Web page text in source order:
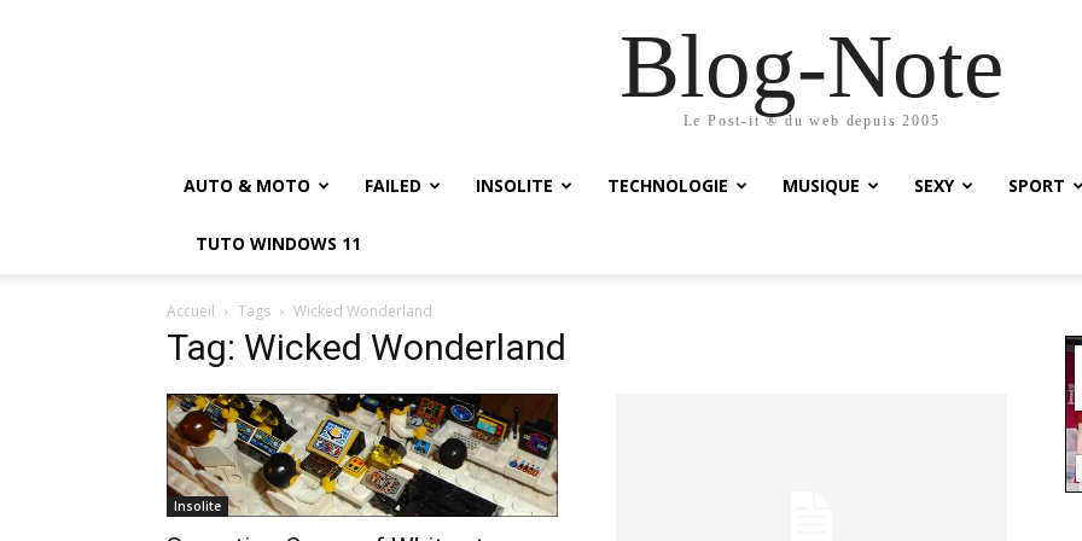
Blog-Note
Le Post-it ® du web depuis 2005
AUTO & MOTO FAILED INSOLITE TECHNOLOGIE MUSIQUE SEXY SPORT
TUTO WINDOWS 11
Accueil Tags Wicked Wonderland
Tag: Wicked Wonderland
Insolite